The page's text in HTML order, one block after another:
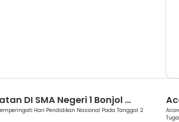
DI SMA Negeri 1 Bonjol ...
Hari Pendidikan Nasional Pada Tanggal 2